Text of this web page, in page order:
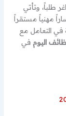
طلباً، وتأتي
مهنياً مستقراً
في التعامل مع
اليوم في